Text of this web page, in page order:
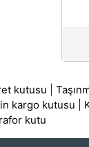
kutusu |
kargo kutusu
kutu